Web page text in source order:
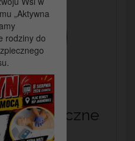
„Aktywna
rodziny do